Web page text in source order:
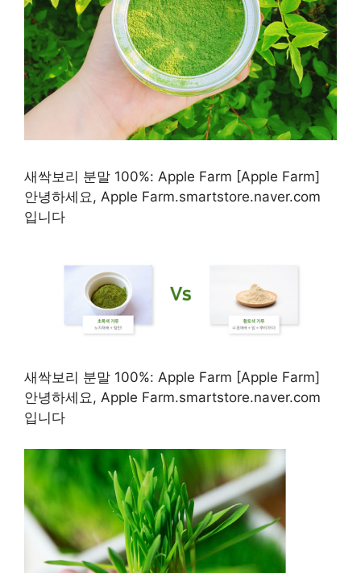
새싹보리 분말 100%: Apple Farm [Apple Farm]
안녕하세요, Apple Farm.smartstore.naver.com
입니다
새싹보리 분말 100%: Apple Farm [Apple Farm]
안녕하세요, Apple Farm.smartstore.naver.com
입니다